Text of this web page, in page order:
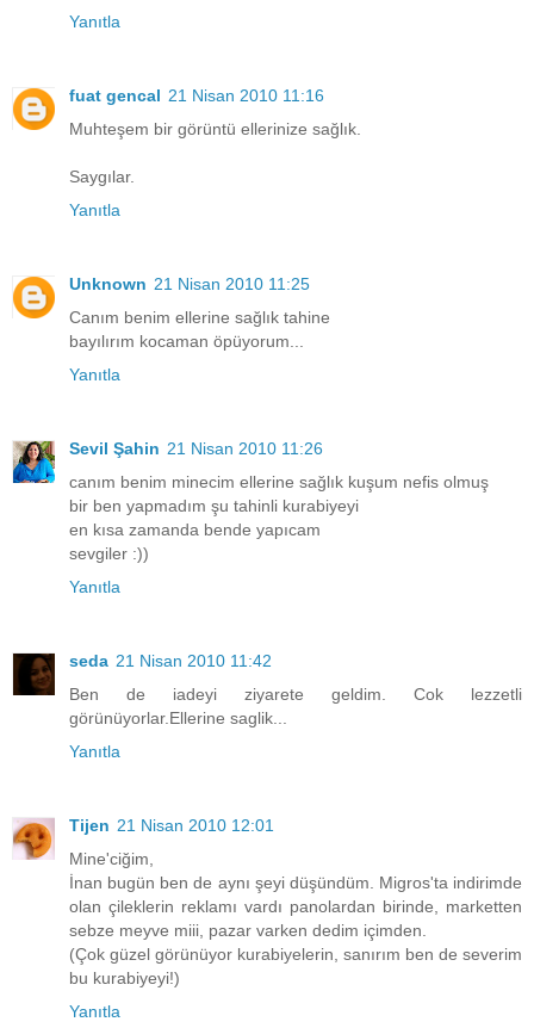
Yanıtla
fuat gencal 21 Nisan 2010 11:16
Muhteşem bir görüntü ellerinize sağlık.
Saygılar.
Yanıtla
Unknown 21 Nisan 2010 11:25
Canım benim ellerine sağlık tahine
bayılırım kocaman öpüyorum...
Yanıtla
Sevil Şahin 21 Nisan 2010 11:26
canım benim minecim ellerine sağlık kuşum nefis olmuş
bir ben yapmadım şu tahinli kurabiyeyi
en kısa zamanda bende yapıcam
sevgiler :))
Yanıtla
seda 21 Nisan 2010 11:42
Ben de iadeyi ziyarete geldim. Cok lezzetli
görünüyorlar.Ellerine saglik...
Yanıtla
Tijen 21 Nisan 2010 12:01
Mine'ciğim,
İnan bugün ben de aynı şeyi düşündüm. Migros'ta indirimde
olan çileklerin reklamı vardı panolardan birinde, marketten
sebze meyve miii, pazar varken dedim içimden.
(Çok güzel görünüyor kurabiyelerin, sanırım ben de severim
bu kurabiyeyi!)
Yanıtla